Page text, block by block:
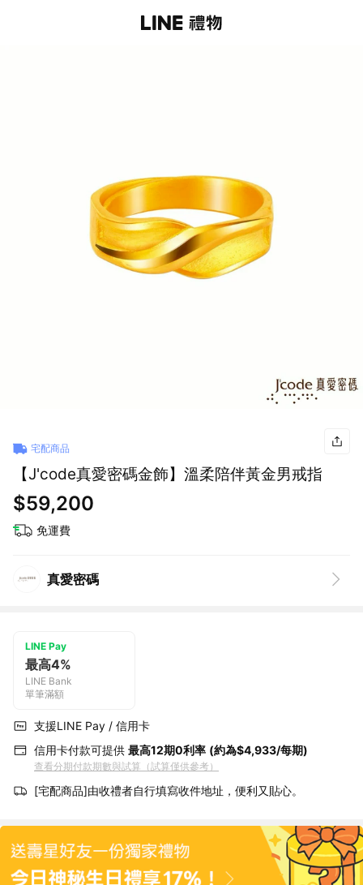
宅配商品
【J'code真愛密碼金飾】溫柔陪伴黃金男戒指
$59,200
免運費
真愛密碼
LINE Pay
最高4%
LINE Bank
單筆滿額
支援LINE Pay / 信用卡
信用卡付款可提供 最高12期0利率 (約為$4,933/每期)
查看分期付款期數與試算（試算僅供參考）
[宅配商品]由收禮者自行填寫收件地址，便利又貼心。